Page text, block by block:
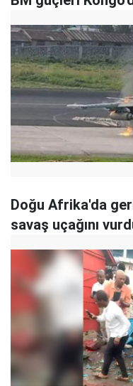
Doğu Afrika'da
savaş uçağını